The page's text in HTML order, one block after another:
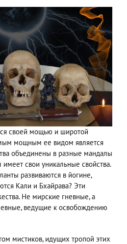
своей мощью и широтой
мощным ее видом является
объединены в разные мандалы
свои уникальные свойства.
развиваются в йогине,
Кали и Бхайрава? Эти
Не мирские гневные, а
ведущие к освобождению
мистиков, идущих тропой этих